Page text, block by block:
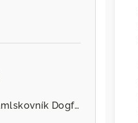
Čtyřkomorový pamlskovník Dogfitness.cz